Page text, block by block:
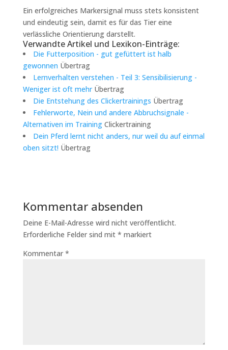
Ein erfolgreiches Markersignal muss stets konsistent
und eindeutig sein, damit es für das Tier eine
verlässliche Orientierung darstellt.
Verwandte Artikel und Lexikon-Einträge:
Die Futterposition - gut gefüttert ist halb
gewonnen Übertrag
Lernverhalten verstehen - Teil 3: Sensibilisierung -
Weniger ist oft mehrÜbertrag
Die Entstehung des Clickertrainings Übertrag
Fehlerworte, Nein und andere Abbruchsignale -
Alternativen im TrainingClickertraining
Dein Pferd lernt nicht anders, nur weil du auf einmal
oben sitzt! Übertrag
Kommentar absenden
Deine E-Mail-Adresse wird nicht veröffentlicht.
Erforderliche Felder sind mit * markiert
Kommentar *